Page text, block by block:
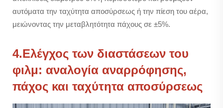
αυτόματα την ταχύτητα αποσύρσεως ή την πίεση του αέρα,
μειώνοντας την μεταβλητότητα πάχους σε ±5%.
4.Ελέγχος των διαστάσεων του
φιλμ: αναλογία αναρρόφησης,
πάχος και ταχύτητα αποσύρσεως